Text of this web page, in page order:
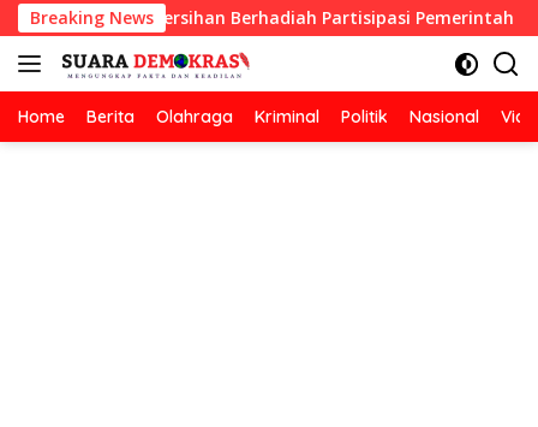
Langsung
ke
konten
Breaking News
Lomba Kebersihan Berhadiah Partisipasi Pemerintah
Home Berita Olahraga Kriminal Politik Nasional